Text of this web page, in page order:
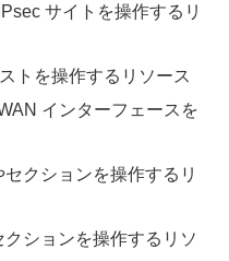
サイトを操作するリ
トを操作するリソース
インターフェースを
クションを操作するリ
ションを操作するリソ